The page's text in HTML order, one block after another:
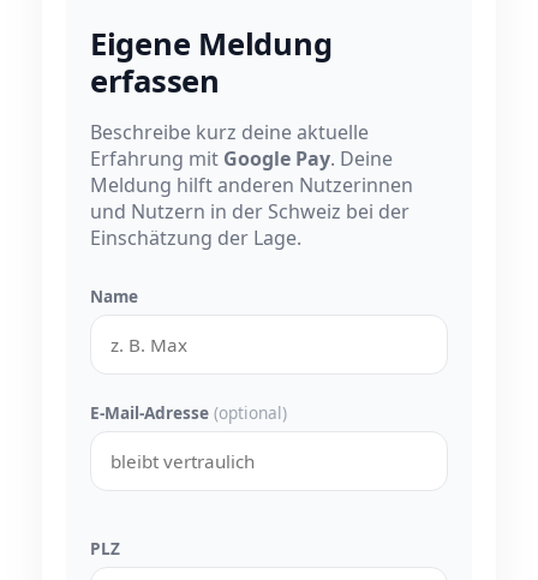
Eigene Meldung
erfassen
Beschreibe kurz deine aktuelle
Erfahrung mit Google Pay. Deine
Meldung hilft anderen Nutzerinnen
und Nutzern in der Schweiz bei der
Einschätzung der Lage.
Name
E-Mail-Adresse (optional)
PLZ